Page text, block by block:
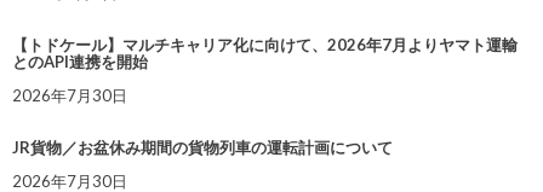
【トドケール】マルチキャリア化に向けて、2026年7月よりヤマト運輸
とのAPI連携を開始
2026年7月30日
JR貨物／お盆休み期間の貨物列車の運転計画について
2026年7月30日